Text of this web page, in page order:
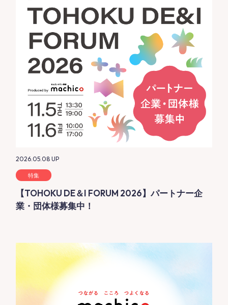
2026.05.08 UP
特集
【TOHOKU DE＆I FORUM 2026】パートナー企
業・団体様募集中！